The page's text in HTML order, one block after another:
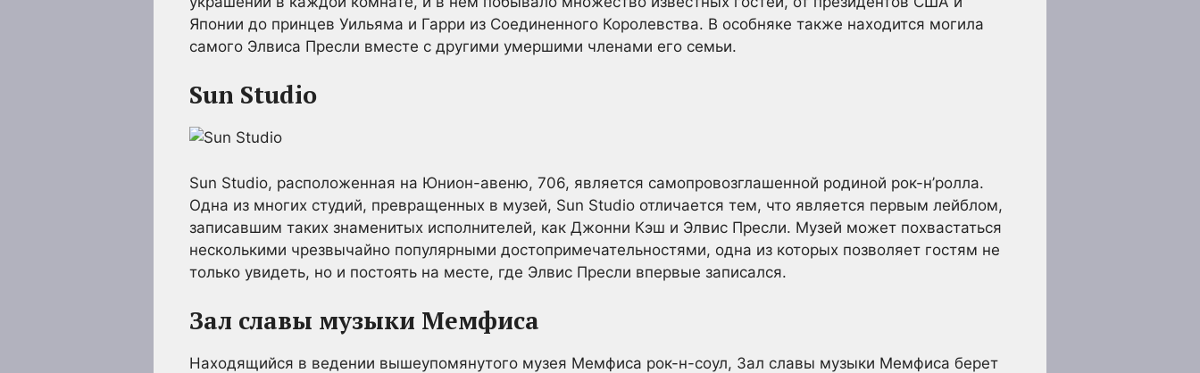
Японии до принцев Уильяма и Гарри из Соединенного Королевства. В особняке также находится могила
самого Элвиса Пресли вместе с другими умершими членами его семьи.
Sun Studio
Sun Studio, расположенная на Юнион-авеню, 706, является самопровозглашенной родиной рок-н’ролла.
Одна из многих студий, превращенных в музей, Sun Studio отличается тем, что является первым лейблом,
записавшим таких знаменитых исполнителей, как Джонни Кэш и Элвис Пресли. Музей может похвастаться
несколькими чрезвычайно популярными достопримечательностями, одна из которых позволяет гостям не
только увидеть, но и постоять на месте, где Элвис Пресли впервые записался.
Зал славы музыки Мемфиса
Находящийся в ведении вышеупомянутого музея Мемфиса рок-н-соул, Зал славы музыки Мемфиса берет